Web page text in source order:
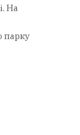
На
парку